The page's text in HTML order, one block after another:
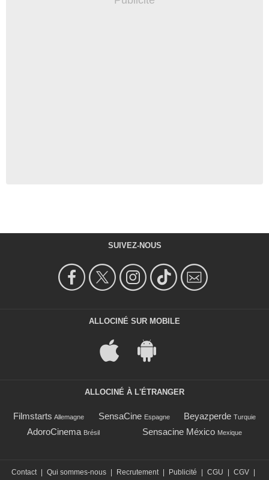
SUIVEZ-NOUS
ALLOCINÉ SUR MOBILE
ALLOCINÉ À L'ÉTRANGER
Filmstarts Allemagne SensaCine Espagne Beyazperde Turquie
AdoroCinema Brésil Sensacine México Mexique
Contact Qui sommes-nous Recrutement Publicité CGU CGV